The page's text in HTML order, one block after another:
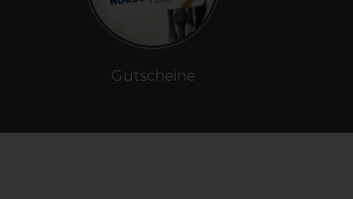
Gutscheine